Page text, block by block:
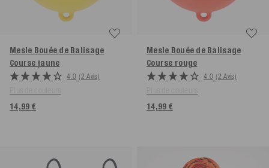
Mesle Bouée de Balisage
Course jaune
4.0 (2 Avis)
14,99 €
Mesle Bouée de Balisage
Course rouge
4.0 (2 Avis)
14,99 €